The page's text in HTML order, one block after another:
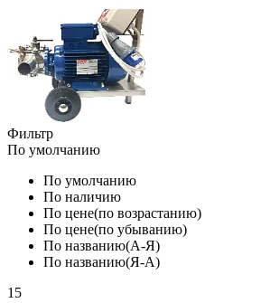
Фильтр
По умолчанию
По умолчанию
По наличию
По цене(по возрастанию)
По цене(по убыванию)
По названию(А-Я)
По названию(Я-А)
15